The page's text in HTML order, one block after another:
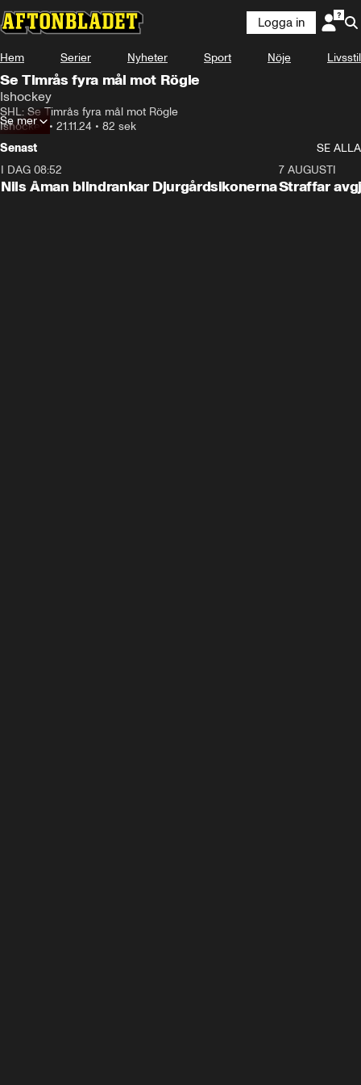
Logga in
Hem Serier Nyheter Sport Nöje Livsstil
Se Timrås fyra mål mot Rögle
Ishockey
SHL: Se Timrås fyra mål mot Rögle
Ishockey• 21.11.24 • 82 sek
Se mer
Senast
SE ALLA
I DAG 08:52
Nils Åman blindrankar Djurgårdsikonerna
7 AUGUSTI
Straffar